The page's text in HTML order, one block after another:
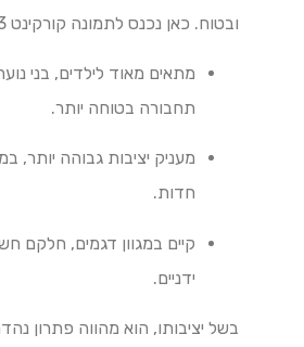
ובטוח. כאן נכנס לתמונה קורקינט 3 גלגלים:
מתאים מאוד לילדים, בני
תחבורה בטוחה יותר.
מעניק יציבות גבוהה יותר,
חדות.
קיים במגוון דגמים, חלקם
ידניים.
בשל יציבותו, הוא מהווה פתרון